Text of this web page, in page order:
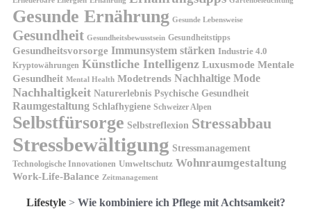
Gesunde Ernährung Gesunde Lebensweise
Gesundheit Gesundheitsbewusstsein Gesundheitstipps
Gesundheitsvorsorge Immunsystem stärken Industrie 4.0
Kryptowährungen Künstliche Intelligenz Luxusmode Mentale
Gesundheit Mental Health Modetrends Nachhaltige Mode
Nachhaltigkeit Naturerlebnis Psychische Gesundheit
Raumgestaltung Schlafhygiene Schweizer Alpen
Selbstfürsorge Selbstreflexion Stressabbau
Stressbewältigung Stressmanagement
Technologische Innovationen Umweltschutz Wohnraumgestaltung
Work-Life-Balance Zeitmanagement
Lifestyle> Wie kombiniere ich Pflege mit Achtsamkeit?